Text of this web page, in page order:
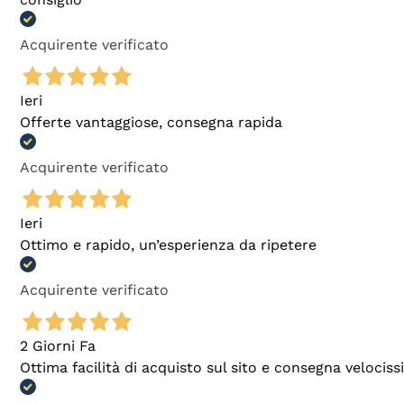
Acquirente verificato
Ieri
Offerte vantaggiose, consegna rapida
Acquirente verificato
Ieri
Ottimo e rapido, un’esperienza da ripetere
Acquirente verificato
2 Giorni Fa
Ottima facilità di acquisto sul sito e consegna